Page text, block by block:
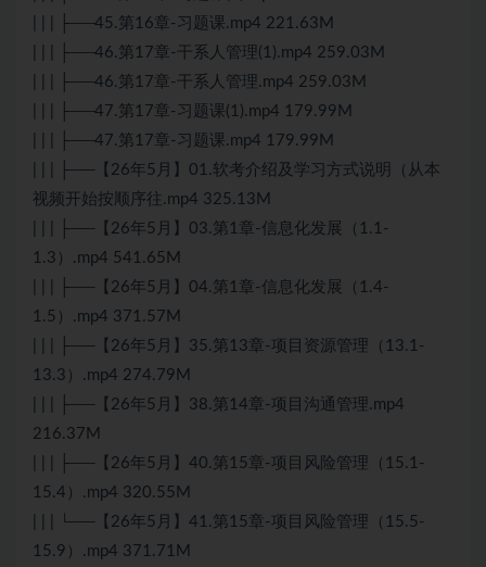
| | | ├──45.第16章-习题课.mp4 221.63M
| | | ├──46.第17章-干系人管理(1).mp4 259.03M
| | | ├──46.第17章-干系人管理.mp4 259.03M
| | | ├──47.第17章-习题课(1).mp4 179.99M
| | | ├──47.第17章-习题课.mp4 179.99M
| | | ├──【26年5月】01.软考介绍及学习方式说明（从本
视频开始按顺序往.mp4 325.13M
| | | ├──【26年5月】03.第1章-信息化发展（1.1-
1.3）.mp4 541.65M
| | | ├──【26年5月】04.第1章-信息化发展（1.4-
1.5）.mp4 371.57M
| | | ├──【26年5月】35.第13章-项目资源管理（13.1-
13.3）.mp4 274.79M
| | | ├──【26年5月】38.第14章-项目沟通管理.mp4
216.37M
| | | ├──【26年5月】40.第15章-项目风险管理（15.1-
15.4）.mp4 320.55M
| | | └──【26年5月】41.第15章-项目风险管理（15.5-
15.9）.mp4 371.71M